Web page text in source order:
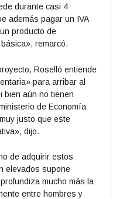
durante casi 4
además pagar un IVA
producto de
remarcó.
Roselló entiende
para arribar al
bien aún no tienen
de Economía
justo que este
dijo.
de adquirir estos
elevados supone
mucho más la
entre hombres y